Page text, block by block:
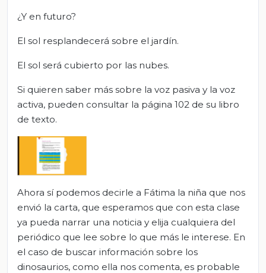
¿Y en futuro?
El sol resplandecerá sobre el jardín.
El sol será cubierto por las nubes.
Si quieren saber más sobre la voz pasiva y la voz
activa, pueden consultar la página 102 de su libro
de texto.
Ahora sí podemos decirle a Fátima la niña que nos
envió la carta, que esperamos que con esta clase
ya pueda narrar una noticia y elija cualquiera del
periódico que lee sobre lo que más le interese. En
el caso de buscar información sobre los
dinosaurios, como ella nos comenta, es probable